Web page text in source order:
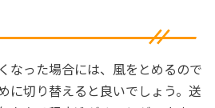
なった場合には、風をとめるので
に切り替えると良いでしょう。送